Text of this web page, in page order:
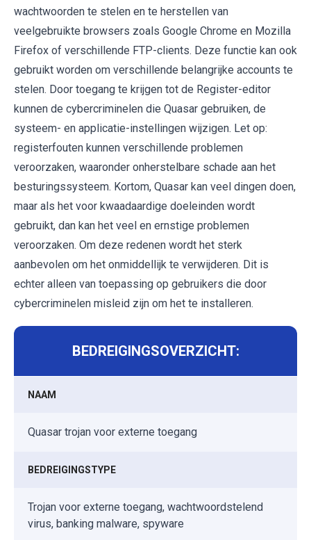
wachtwoorden te stelen en te herstellen van
veelgebruikte browsers zoals Google Chrome en Mozilla
Firefox of verschillende FTP-clients. Deze functie kan ook
gebruikt worden om verschillende belangrijke accounts te
stelen. Door toegang te krijgen tot de Register-editor
kunnen de cybercriminelen die Quasar gebruiken, de
systeem- en applicatie-instellingen wijzigen. Let op:
registerfouten kunnen verschillende problemen
veroorzaken, waaronder onherstelbare schade aan het
besturingssysteem. Kortom, Quasar kan veel dingen doen,
maar als het voor kwaadaardige doeleinden wordt
gebruikt, dan kan het veel en ernstige problemen
veroorzaken. Om deze redenen wordt het sterk
aanbevolen om het onmiddellijk te verwijderen. Dit is
echter alleen van toepassing op gebruikers die door
cybercriminelen misleid zijn om het te installeren.
BEDREIGINGSOVERZICHT:
NAAM
Quasar trojan voor externe toegang
BEDREIGINGSTYPE
Trojan voor externe toegang, wachtwoordstelend
virus, banking malware, spyware